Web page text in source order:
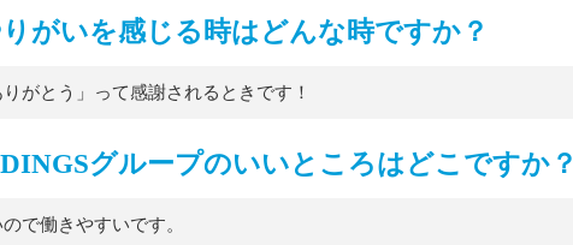
がいを感じる時はどんな時ですか？
がとう」って感謝されるときです！
グループのいいところはどこですか？
で働きやすいです。